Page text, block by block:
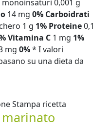
0,001 g
14 mg 0% Carboidrati
1 g 1% Proteine​​0,1
Vitamina C 1 mg 1%
mg 0%* I valori
su una dieta da
Stampa ricetta